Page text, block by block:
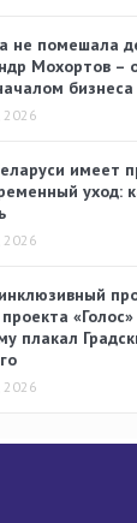
не помешала
Мохортов –
бизнеса
2026
имеет
уход:
2026
плакал
2026